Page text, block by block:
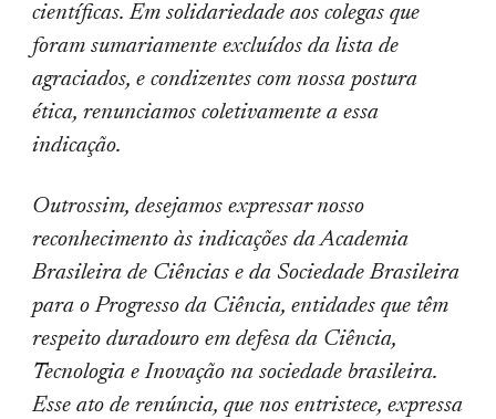
científicas. Em solidariedade aos colegas que
foram sumariamente excluídos da lista de
agraciados, e condizentes com nossa postura
ética, renunciamos coletivamente a essa
indicação.
Outrossim, desejamos expressar nosso
reconhecimento às indicações da Academia
Brasileira de Ciências e da Sociedade Brasileira
para o Progresso da Ciência, entidades que têm
respeito duradouro em defesa da Ciência,
Tecnologia e Inovação na sociedade brasileira.
Esse ato de renúncia, que nos entristece, expressa